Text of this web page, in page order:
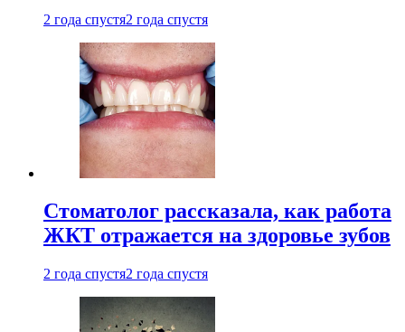
2 года спустя2 года спустя
Стоматолог рассказала, как работа
ЖКТ отражается на здоровье зубов
2 года спустя2 года спустя